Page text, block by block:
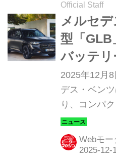
Official Staff
メルセ
型「GLB
バッテリ
ノロジー
2025年12月
デス・ベン
り、コンパ
発表した。新
EVのEQBを
ーEVモデル
Webモー